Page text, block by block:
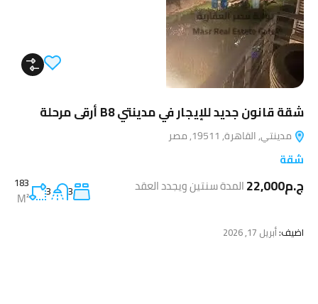
شقة قانون جديد للإيجار في مدينتي B8 أرقى مرحلة
مدينتي, القاهرة, 19511, مصر
شقة
ج.م22,000 المدة سنتين ويجدد العقد 3
3
183
M²
اضيف:أبريل 17, 2026